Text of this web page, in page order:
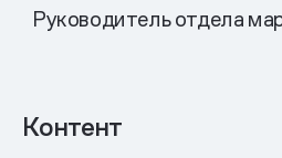
Руководитель отдела
Контент